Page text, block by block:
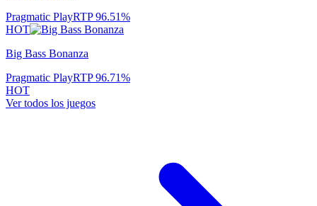
Pragmatic PlayRTP96.51%
HOT
Big Bass Bonanza
Pragmatic PlayRTP96.71%
HOT
Ver todos los juegos